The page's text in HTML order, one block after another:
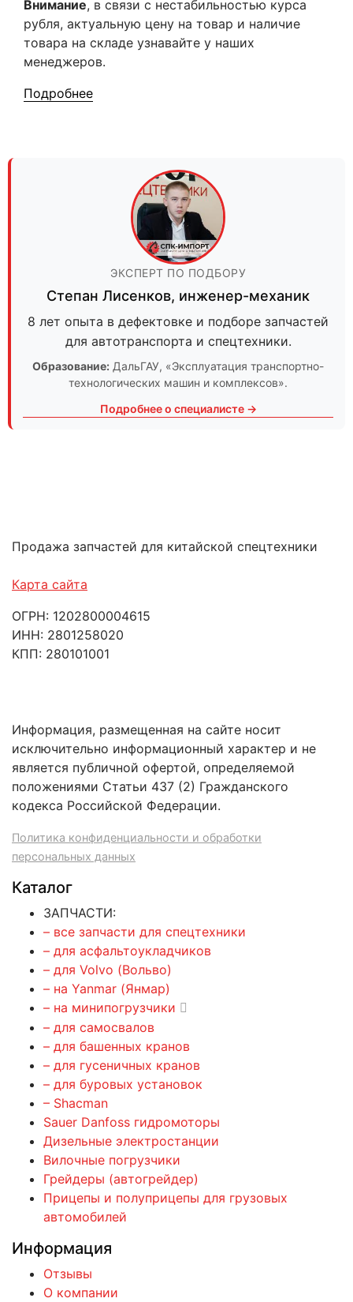
Внимание, в связи с нестабильностью курса
рубля, актуальную цену на товар и наличие
товара на складе узнавайте у наших
менеджеров.
Подробнее
ЭКСПЕРТ ПО ПОДБОРУ
Степан Лисенков, инженер-механик
8 лет опыта в дефектовке и подборе запчастей
для автотранспорта и спецтехники.
Образование: ДальГАУ, «Эксплуатация транспортно-
технологических машин и комплексов».
Подробнее о специалисте →
Продажа запчастей для китайской спецтехники
Карта сайта
ОГРН: 1202800004615
ИНН: 2801258020
КПП: 280101001
Информация, размещенная на сайте носит
исключительно информационный характер и не
является публичной офертой, определяемой
положениями Статьи 437 (2) Гражданского
кодекса Российской Федерации.
Политика конфиденциальности и обработки
персональных данных
Каталог
ЗАПЧАСТИ:
– все запчасти для спецтехники
– для асфальтоукладчиков
– для Volvo (Вольво)
– на Yanmar (Янмар)
– на минипогрузчики
– для самосвалов
– для башенных кранов
– для гусеничных кранов
– для буровых установок
– Shacman
Sauer Danfoss гидромоторы
Дизельные электростанции
Вилочные погрузчики
Грейдеры (автогрейдер)
Прицепы и полуприцепы для грузовых
автомобилей
Информация
Отзывы
О компании